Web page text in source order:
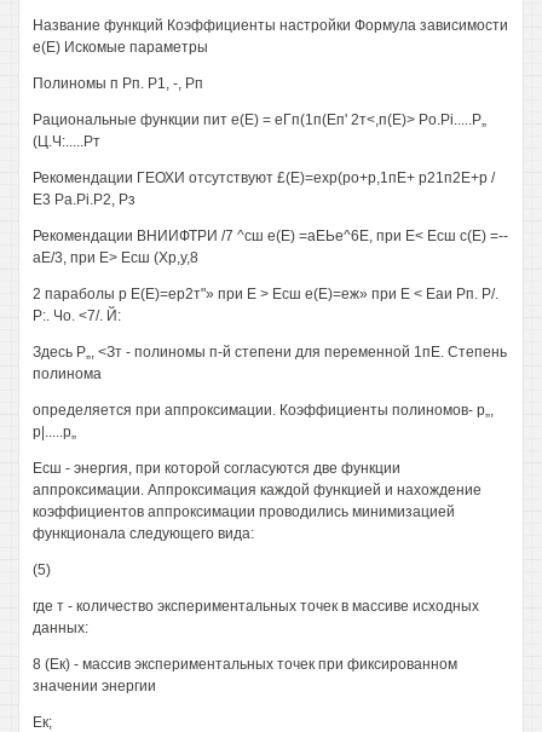
Название функций Коэффициенты настройки Формула зависимости
е(Е) Искомые параметры
Полиномы п Рп. Р1, -, Рп
Рациональные функции пит е(Е) = еГп(1п(Еп' 2т<,п(Е)> Po.Pi.....Р„
(Ц.Ч:.....Рт
Рекомендации ГЕОХИ отсутствуют £(Е)=ехр(ро+р,1пЕ+ р21п2Е+р /
Е3 Pa.Pi.P2, Рз
Рекомендации ВНИИФТРИ /7 ^сш е(Е) =аЕЬе^6Е, при Е< Есш с(Е) =--
аЕ/3, при Е> Есш (Хр,у,8
2 параболы р Е(Е)=ер2т"» при Е > Есш е(Е)=еж» при Е < Еаи Рп. Р/.
Р:. Чо. <7/. Й:
Здесь Р„, <Зт - полиномы п-й степени для переменной 1пЕ. Степень
полинома
определяется при аппроксимации. Коэффициенты полиномов- р„,
р|.....р„
Есш - энергия, при которой согласуются две функции
аппроксимации. Аппроксимация каждой функцией и нахождение
коэффициентов аппроксимации проводились минимизацией
функционала следующего вида:
(5)
где т - количество экспериментальных точек в массиве исходных
данных:
8 (Ек) - массив экспериментальных точек при фиксированном
значении энергии
Ек;